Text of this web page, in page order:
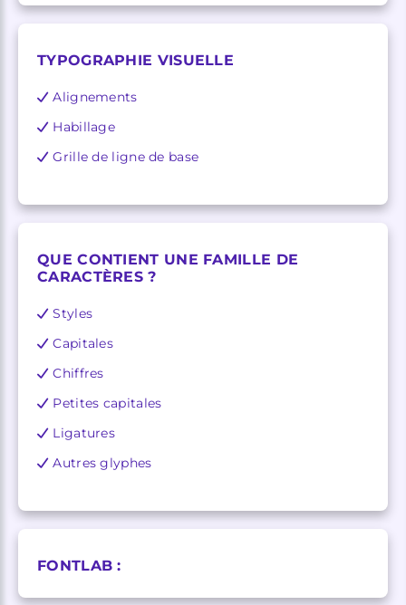
TYPOGRAPHIE VISUELLE
Alignements
Habillage
Grille de ligne de base
QUE CONTIENT UNE FAMILLE DE
CARACTÈRES ?
Styles
Capitales
Chiffres
Petites capitales
Ligatures
Autres glyphes
FONTLAB :